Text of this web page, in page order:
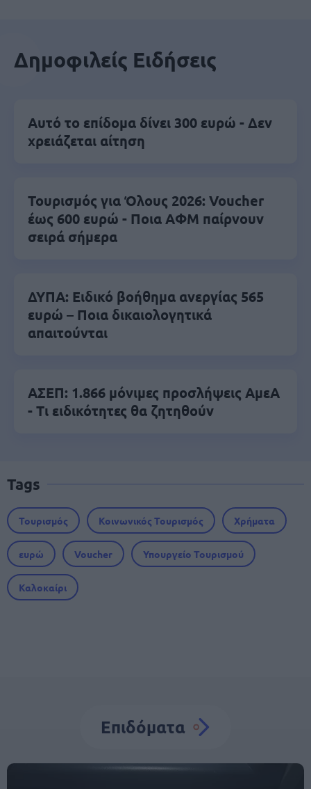
Δημοφιλείς Ειδήσεις
Αυτό το επίδομα δίνει 300 ευρώ - Δεν
χρειάζεται αίτηση
Τουρισμός για Όλους 2026: Voucher
έως 600 ευρώ - Ποια ΑΦΜ παίρνουν
σειρά σήμερα
ΔΥΠΑ: Ειδικό βοήθημα ανεργίας 565
ευρώ – Ποια δικαιολογητικά
απαιτούνται
ΑΣΕΠ: 1.866 μόνιμες προσλήψεις ΑμεΑ
- Τι ειδικότητες θα ζητηθούν
Tags
Τουρισμός Κοινωνικός Τουρισμός Χρήματα
ευρώ Voucher Υπουργείο Τουρισμού
Καλοκαίρι
Επιδόματα